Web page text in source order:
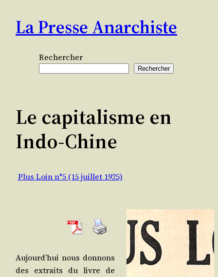
contenu
La Presse Anarchiste
Rechercher
Rechercher
Le capitalisme en
Indo-Chine
Plus Loin n°5 (15 juillet 1925)
Aujourd’­hui nous don­nons
des extraits du livre de